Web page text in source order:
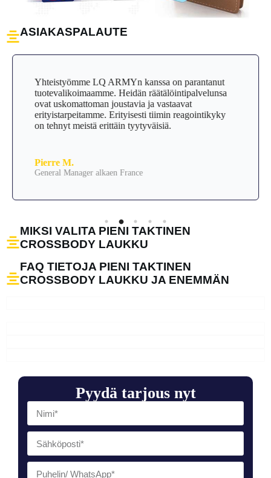
Pyydä tarjous nyt
ASIAKASPALAUTE
Yhteistyömme LQ ARMYn kanssa on parantanut
tuotevalikoimaamme. Heidän räätälöintipalvelunsa
ovat uskomattoman joustavia ja vastaavat
erityistarpeitamme. Erityisesti tiimin reagointikyky
on tehnyt meistä erittäin tyytyväisiä.
Pierre M.
General Manager alkaen France
MIKSI VALITA PIENI TAKTINEN
CROSSBODY LAUKKU
FAQ TIETOJA PIENI TAKTINEN
CROSSBODY LAUKKU JA ENEMMÄN